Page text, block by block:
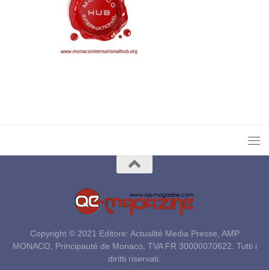
Copyright © 2021 Editore: Actualité Media Presse, AMP
MONACO, Principauté de Monaco, TVA FR 30000070622. Tutti i
diritti riservati.